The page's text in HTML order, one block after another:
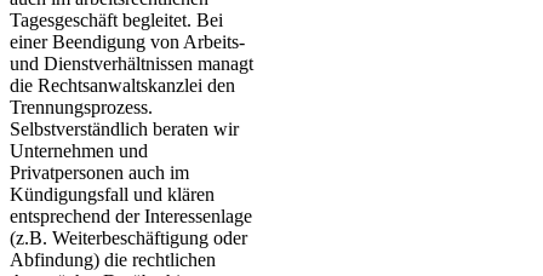
Tagesgeschäft begleitet. Bei
einer Beendigung von Arbeits-
und Dienstverhältnissen managt
die Rechtsanwaltskanzlei den
Trennungsprozess.
Selbstverständlich beraten wir
Unternehmen und
Privatpersonen auch im
Kündigungsfall und klären
entsprechend der Interessenlage
(z.B. Weiterbeschäftigung oder
Abfindung) die rechtlichen